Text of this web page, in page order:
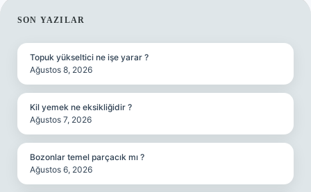
SIDEBAR
SON YAZILAR
Topuk yükseltici ne işe yarar ?
Ağustos 8, 2026
Kil yemek ne eksikliğidir ?
Ağustos 7, 2026
Bozonlar temel parçacık mı ?
Ağustos 6, 2026